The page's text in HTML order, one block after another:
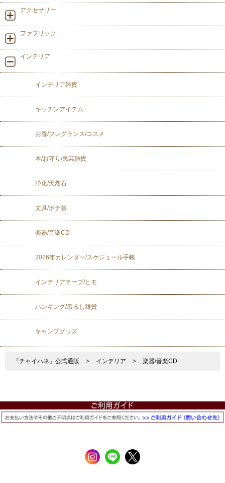
アクセサリー
ファブリック
インテリア
インテリア雑貨
キッチンアイテム
お香/フレグランス/コスメ
本/お守り/民芸雑貨
浄化/天然石
文具/ポチ袋
楽器/音楽CD
2026年カレンダー/スケジュール手帳
インテリアテープ/ヒモ
ハンギング/吊るし雑貨
キャンプグッズ
『チャイハネ』公式通販 > インテリア > 楽器/音楽CD